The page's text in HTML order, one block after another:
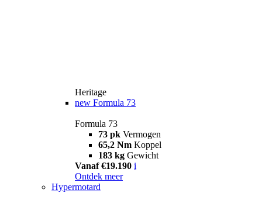
Heritage
new Formula 73
Formula 73
73 pk Vermogen
65,2 Nm Koppel
183 kg Gewicht
Vanaf €19.190 i
Ontdek meer
Hypermotard